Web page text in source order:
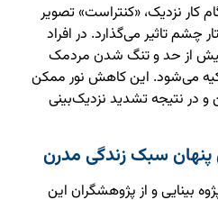
نزدیک، «کنتراست» تصویر
چشم تاثیر می‌گذارد. در افراد
بیش از حد و تنگ شدن مردمک
می‌شود. این کاهش نور ممکن
نتیجه تشدید نزدیک‌بینی
پنهان سبک زندگی مدرن
بینایی و از پژوهشگران این